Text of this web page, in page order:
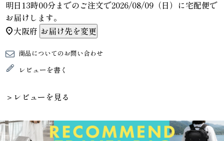
明日 13時00分までのご注文で2026/08/09（日） に宅配便で
お届けします。
大阪府 お届け先を変更
商品についてのお問い合わせ
レビューを書く
＞レビューを見る